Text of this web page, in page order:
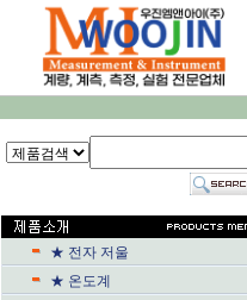
★ 전자 저울
★ 온도계